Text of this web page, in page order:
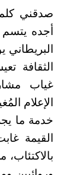
صدقني
أجده
الثقافة
غياب
الإعلام
خدمة ما
القيمة